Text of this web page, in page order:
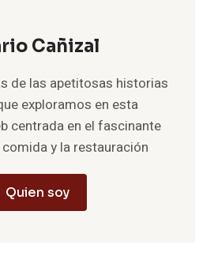
Cañizal
de las apetitosas historias
exploramos en esta
centrada en el fascinante
y la restauración
Quien soy